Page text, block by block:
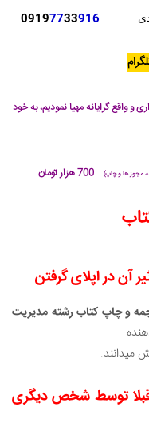
حمیدی 09197733916
و واقع گرایانه مهیا نمودیم، به خود
مجوز ها و چاپ)
آن در اپلای گرفتن
و چاپ کتاب رشته مدیریت
میدانند.
توسط شخص دیگری